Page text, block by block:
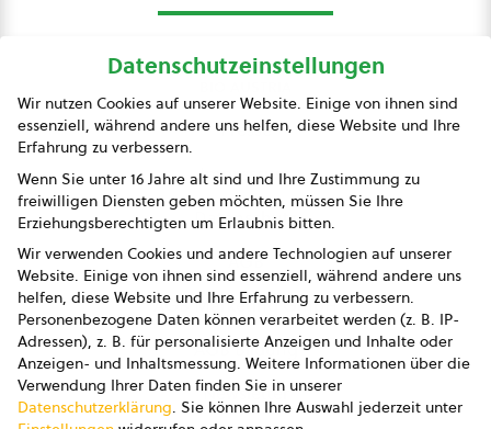
Presse
Impressum
Datenschutz
AGB
AGB Marketing GmbH
AGB Bildung
Newsletter
Datenschutzeinstellungen
Wir nutzen Cookies auf unserer Website. Einige von ihnen sind
essenziell, während andere uns helfen, diese Website und Ihre
Erfahrung zu verbessern.
Wenn Sie unter 16 Jahre alt sind und Ihre Zustimmung zu
freiwilligen Diensten geben möchten, müssen Sie Ihre
Erziehungsberechtigten um Erlaubnis bitten.
Wir verwenden Cookies und andere Technologien auf unserer
Website. Einige von ihnen sind essenziell, während andere uns
helfen, diese Website und Ihre Erfahrung zu verbessern.
Personenbezogene Daten können verarbeitet werden (z. B. IP-
Adressen), z. B. für personalisierte Anzeigen und Inhalte oder
Anzeigen- und Inhaltsmessung. Weitere Informationen über die
Verwendung Ihrer Daten finden Sie in unserer
Datenschutzerklärung. Sie können Ihre Auswahl jederzeit unter